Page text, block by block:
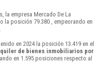
la empresa Mercado De La
la posición 79.380 , empeorando en
en 2024 la posición 13.419 en el
de bienes inmobiliarios por
en 1.595 posiciones respecto al